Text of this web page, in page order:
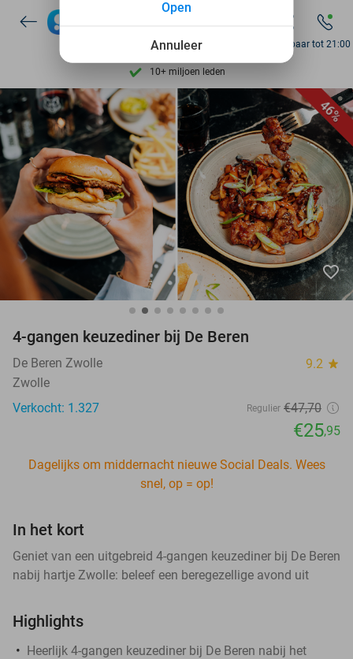
7 dagen per week beschikbaar
10+ miljoen leden
9,4
Ontdek 15.000+ deals
7 dagen per week beschikbaar
10+ miljoen leden
Bereikbaar tot 21:00
46%
favorite_border
4-gangen keuzediner bij De Beren
De Beren Zwolle 9.2 star
Zwolle
Verkocht: 1.327
Regulier €47,70
€25,95
Dagelijks om middernacht nieuwe Social Deals. Wees
snel, op = op!
In het kort
Geniet van een uitgebreid 4-gangen keuzediner bij De Beren
nabij hartje Zwolle: beleef een beregezellige avond uit
Highlights
Heerlijk 4-gangen keuzediner bij De Beren nabij het
Annuleer
Open